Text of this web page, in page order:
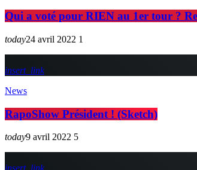
Qui a voté pour RIEN au 1er tour ?
today24 avril 2022 1
insert_link
News
RapoShow Président ! (Sketch)
today9 avril 2022 5